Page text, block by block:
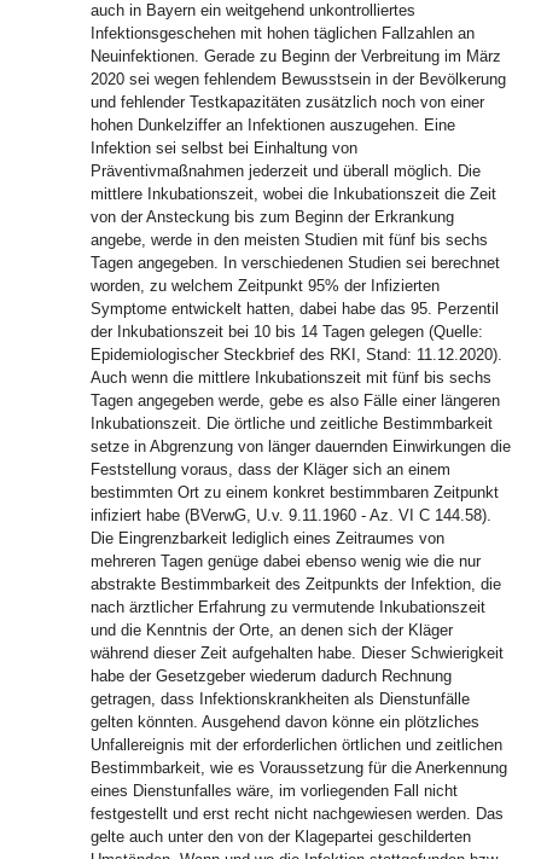
auch in Bayern ein weitgehend unkontrolliertes
Infektionsgeschehen mit hohen täglichen Fallzahlen an
Neuinfektionen. Gerade zu Beginn der Verbreitung im März
2020 sei wegen fehlendem Bewusstsein in der Bevölkerung
und fehlender Testkapazitäten zusätzlich noch von einer
hohen Dunkelziffer an Infektionen auszugehen. Eine
Infektion sei selbst bei Einhaltung von
Präventivmaßnahmen jederzeit und überall möglich. Die
mittlere Inkubationszeit, wobei die Inkubationszeit die Zeit
von der Ansteckung bis zum Beginn der Erkrankung
angebe, werde in den meisten Studien mit fünf bis sechs
Tagen angegeben. In verschiedenen Studien sei berechnet
worden, zu welchem Zeitpunkt 95% der Infizierten
Symptome entwickelt hatten, dabei habe das 95. Perzentil
der Inkubationszeit bei 10 bis 14 Tagen gelegen (Quelle:
Epidemiologischer Steckbrief des RKI, Stand: 11.12.2020).
Auch wenn die mittlere Inkubationszeit mit fünf bis sechs
Tagen angegeben werde, gebe es also Fälle einer längeren
Inkubationszeit. Die örtliche und zeitliche Bestimmbarkeit
setze in Abgrenzung von länger dauernden Einwirkungen die
Feststellung voraus, dass der Kläger sich an einem
bestimmten Ort zu einem konkret bestimmbaren Zeitpunkt
infiziert habe (BVerwG, U.v. 9.11.1960 - Az. VI C 144.58).
Die Eingrenzbarkeit lediglich eines Zeitraumes von
mehreren Tagen genüge dabei ebenso wenig wie die nur
abstrakte Bestimmbarkeit des Zeitpunkts der Infektion, die
nach ärztlicher Erfahrung zu vermutende Inkubationszeit
und die Kenntnis der Orte, an denen sich der Kläger
während dieser Zeit aufgehalten habe. Dieser Schwierigkeit
habe der Gesetzgeber wiederum dadurch Rechnung
getragen, dass Infektionskrankheiten als Dienstunfälle
gelten könnten. Ausgehend davon könne ein plötzliches
Unfallereignis mit der erforderlichen örtlichen und zeitlichen
Bestimmbarkeit, wie es Voraussetzung für die Anerkennung
eines Dienstunfalles wäre, im vorliegenden Fall nicht
festgestellt und erst recht nicht nachgewiesen werden. Das
gelte auch unter den von der Klagepartei geschilderten